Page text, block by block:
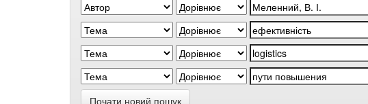
Почати новий пошук